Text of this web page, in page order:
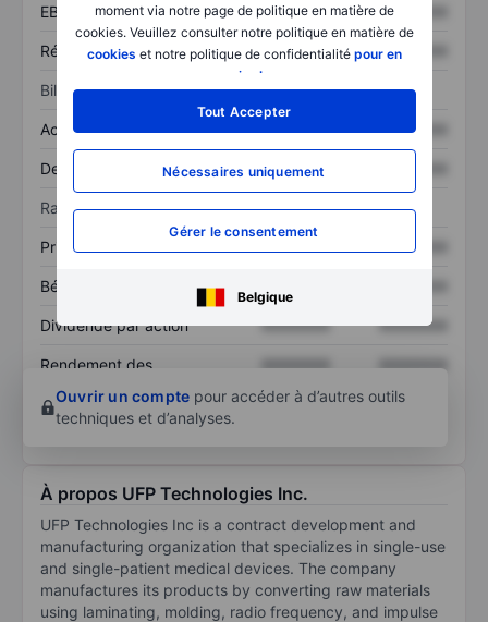
moment via notre page de politique en matière de
cookies. Veuillez consulter notre politique en matière de
cookies et notre politique de confidentialité pour en
savoir plus
Tout Accepter
Nécessaires uniquement
Gérer le consentement
Belgique
EBITDA XXXXXXX XXXXXXX
Résultat net XXXXXXX XXXXXXX
Bilan
Actif total XXXXXXX XXXXXXX
Dette totale XXXXXXX
Ratios
Prix / ventes XXXXXXX
Bénéfice par action
Dividende par action XXXXXXX XXXXXXX
Rendement des
XXXXXXX
XXXXXXX
Ouvrir un compte pour accéder à d’autres outils
techniques et d’analyses.
À propos UFP Technologies Inc.
UFP Technologies Inc is a contract development and
manufacturing organization that specializes in single-use
and single-patient medical devices. The company
manufactures its products by converting raw materials
using laminating, molding, radio frequency, and impulse